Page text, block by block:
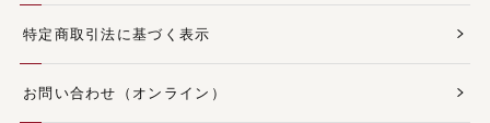
特定商取引法に基づく表示
お問い合わせ（オンライン）